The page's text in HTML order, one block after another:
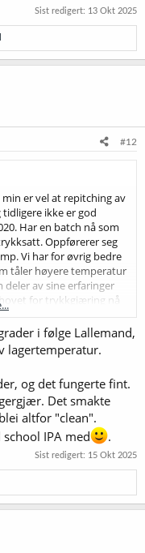
Sist redigert: 13 Okt 2025
#12
er vel at repitching av
ikke er god
Har en batch nå som
Oppførerer seg
Vi har for øvrig bedre
tåler høyere temperatur
av sine erfaringer
for trykkgjæring nå
hos andre fungerer
i følge Lallemand,
lagertemperatur.
og det fungerte fint.
Det smakte
altfor "clean".
IPA med
.
Sist redigert: 15 Okt 2025